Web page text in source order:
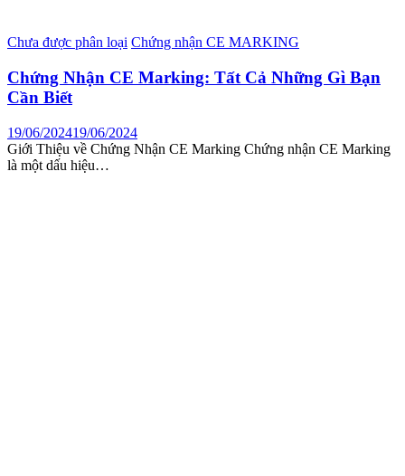
Chưa được phân loại Chứng nhận CE MARKING
Chứng Nhận CE Marking: Tất Cả Những Gì Bạn
Cần Biết
19/06/202419/06/2024
Giới Thiệu về Chứng Nhận CE Marking Chứng nhận CE Marking
là một dấu hiệu…